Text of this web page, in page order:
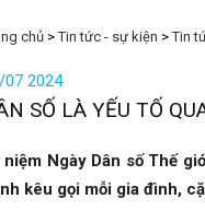
chủ >Tin tức - sự kiện >Tin
07 2024
SỐ LÀ YẾU TỐ
niệm Ngày Dân số Thế
kêu gọi mỗi gia đình,